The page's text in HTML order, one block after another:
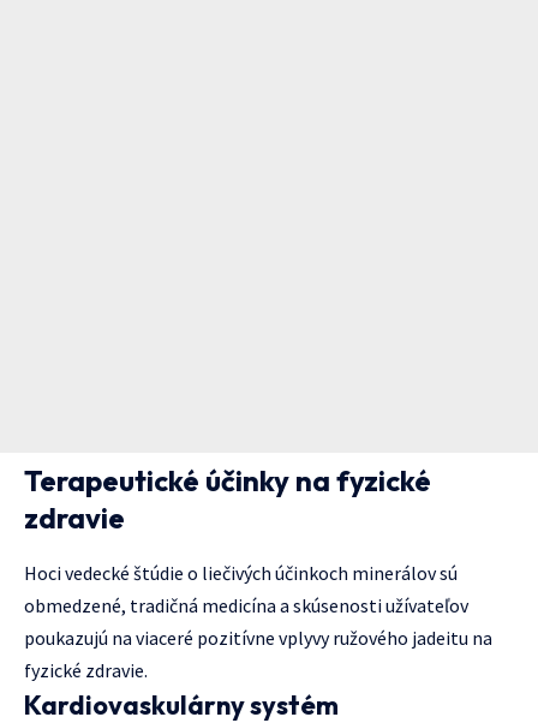
Terapeutické účinky na fyzické
zdravie
Hoci vedecké štúdie o liečivých účinkoch minerálov sú
obmedzené, tradičná medicína a skúsenosti užívateľov
poukazujú na viaceré pozitívne vplyvy ružového jadeitu na
fyzické zdravie.
Kardiovaskulárny systém